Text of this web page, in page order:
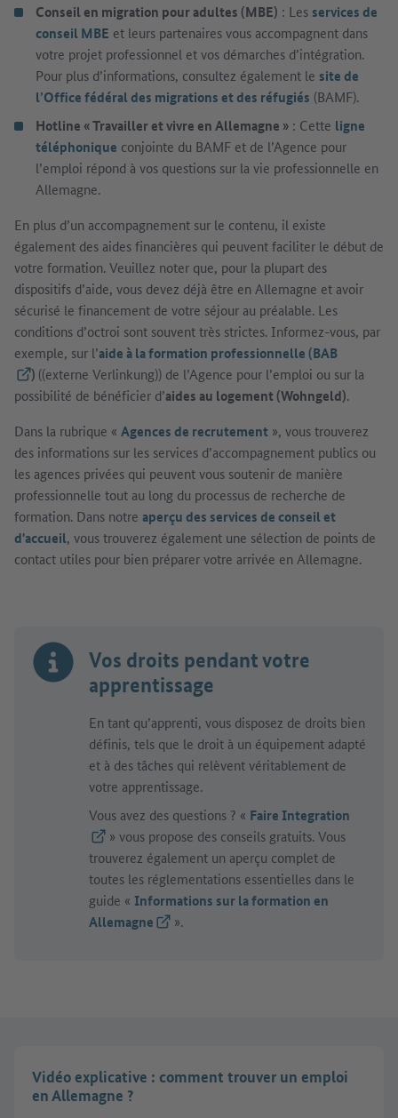
Conseil en migration pour adultes (MBE) : Les services de
conseil MBE et leurs partenaires vous accompagnent dans
votre projet professionnel et vos démarches d’intégration.
Pour plus d’informations, consultez également le site de
l’Office fédéral des migrations et des réfugiés (BAMF).
Hotline « Travailler et vivre en Allemagne » : Cette ligne
téléphonique conjointe du BAMF et de l’Agence pour
l’emploi répond à vos questions sur la vie professionnelle en
Allemagne.
En plus d’un accompagnement sur le contenu, il existe
également des aides financières qui peuvent faciliter le début de
votre formation. Veuillez noter que, pour la plupart des
dispositifs d’aide, vous devez déjà être en Allemagne et avoir
sécurisé le financement de votre séjour au préalable. Les
conditions d’octroi sont souvent très strictes. Informez-vous, par
exemple, sur l’aide à la formation professionnelle (BAB
(Lien externe)
) ((externe Verlinkung)) de l’Agence pour l’emploi ou sur la
possibilité de bénéficier d’aides au logement (Wohngeld).
Dans la rubrique « Agences de recrutement », vous trouverez
des informations sur les services d’accompagnement publics ou
les agences privées qui peuvent vous soutenir de manière
professionnelle tout au long du processus de recherche de
formation. Dans notre aperçu des services de conseil et
d'accueil, vous trouverez également une sélection de points de
contact utiles pour bien préparer votre arrivée en Allemagne.
Vos droits pendant votre
apprentissage
En tant qu’apprenti, vous disposez de droits bien
définis, tels que le droit à un équipement adapté
et à des tâches qui relèvent véritablement de
votre apprentissage.
Vous avez des questions ? « Faire Integration
(Lien externe)
» vous propose des conseils gratuits. Vous
trouverez également un aperçu complet de
toutes les réglementations essentielles dans le
guide « Informations sur la formation en
Allemagne(Lien externe)
».
Vidéo explicative : comment trouver un emploi
en Allemagne ?